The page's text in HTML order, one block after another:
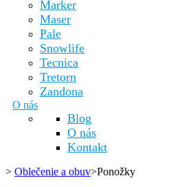
Marker
Maser
Pale
Snowlife
Tecnica
Tretorn
Zandona
O nás
Blog
O nás
Kontakt
> Oblečenie a obuv>Ponožky